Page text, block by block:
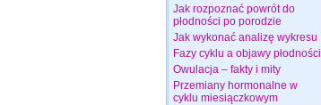
Jak rozpoznać powrót do
płodności po porodzie
Jak wykonać analizę wykresu
Fazy cyklu a objawy płodności
Owulacja – fakty i mity
Przemiany hormonalne w
cyklu miesiączkowym